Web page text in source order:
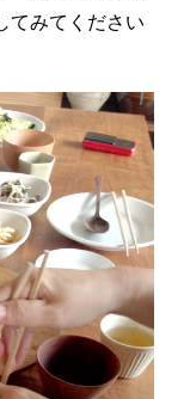
てみてください